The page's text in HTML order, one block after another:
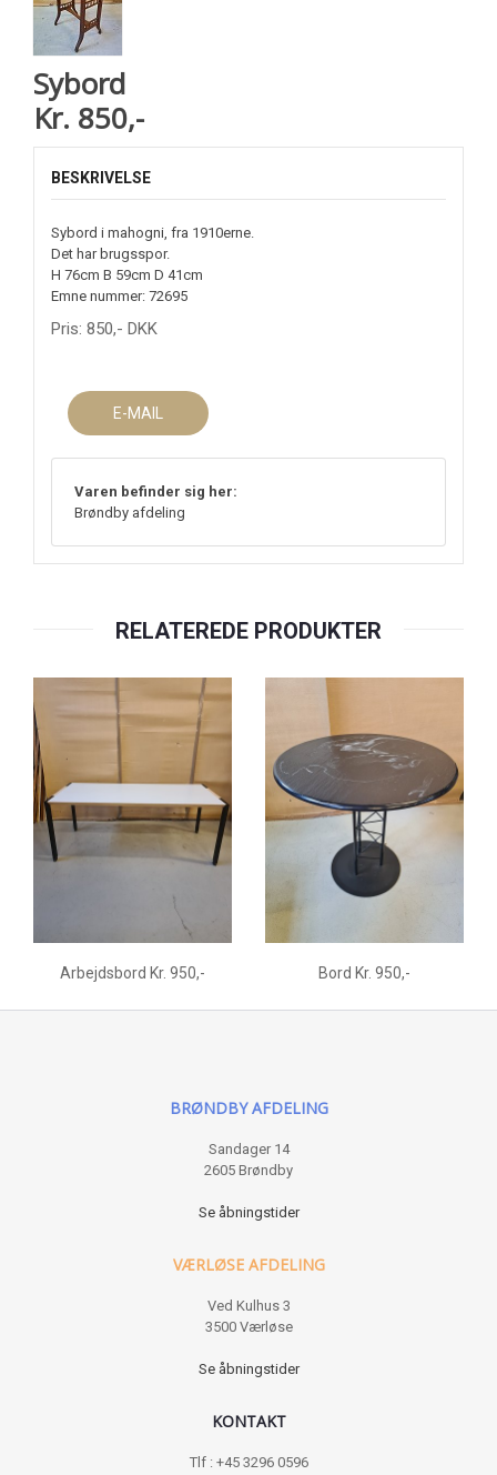
Sybord
Kr. 850,-
BESKRIVELSE
Sybord i mahogni, fra 1910erne.
Det har brugsspor.
H 76cm B 59cm D 41cm
Emne nummer: 72695
Pris: 850,- DKK
E-MAIL
Varen befinder sig her:
Brøndby afdeling
RELATEREDE PRODUKTER
Arbejdsbord Kr. 950,- Bord Kr. 950,-
BRØNDBY AFDELING
Sandager 14
2605 Brøndby
Se åbningstider
VÆRLØSE AFDELING
Ved Kulhus 3
3500 Værløse
Se åbningstider
KONTAKT
Tlf : +45 3296 0596